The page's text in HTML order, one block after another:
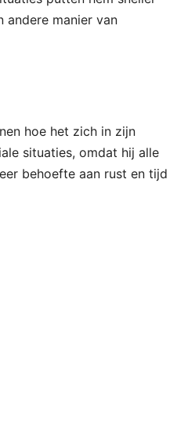
andere manier van
hoe het zich in zijn
situaties, omdat hij alle
behoefte aan rust en tijd